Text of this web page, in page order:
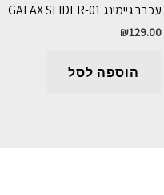
עכבר גיימינג GALAX SLIDER-01
₪129.00
הוספה לסל